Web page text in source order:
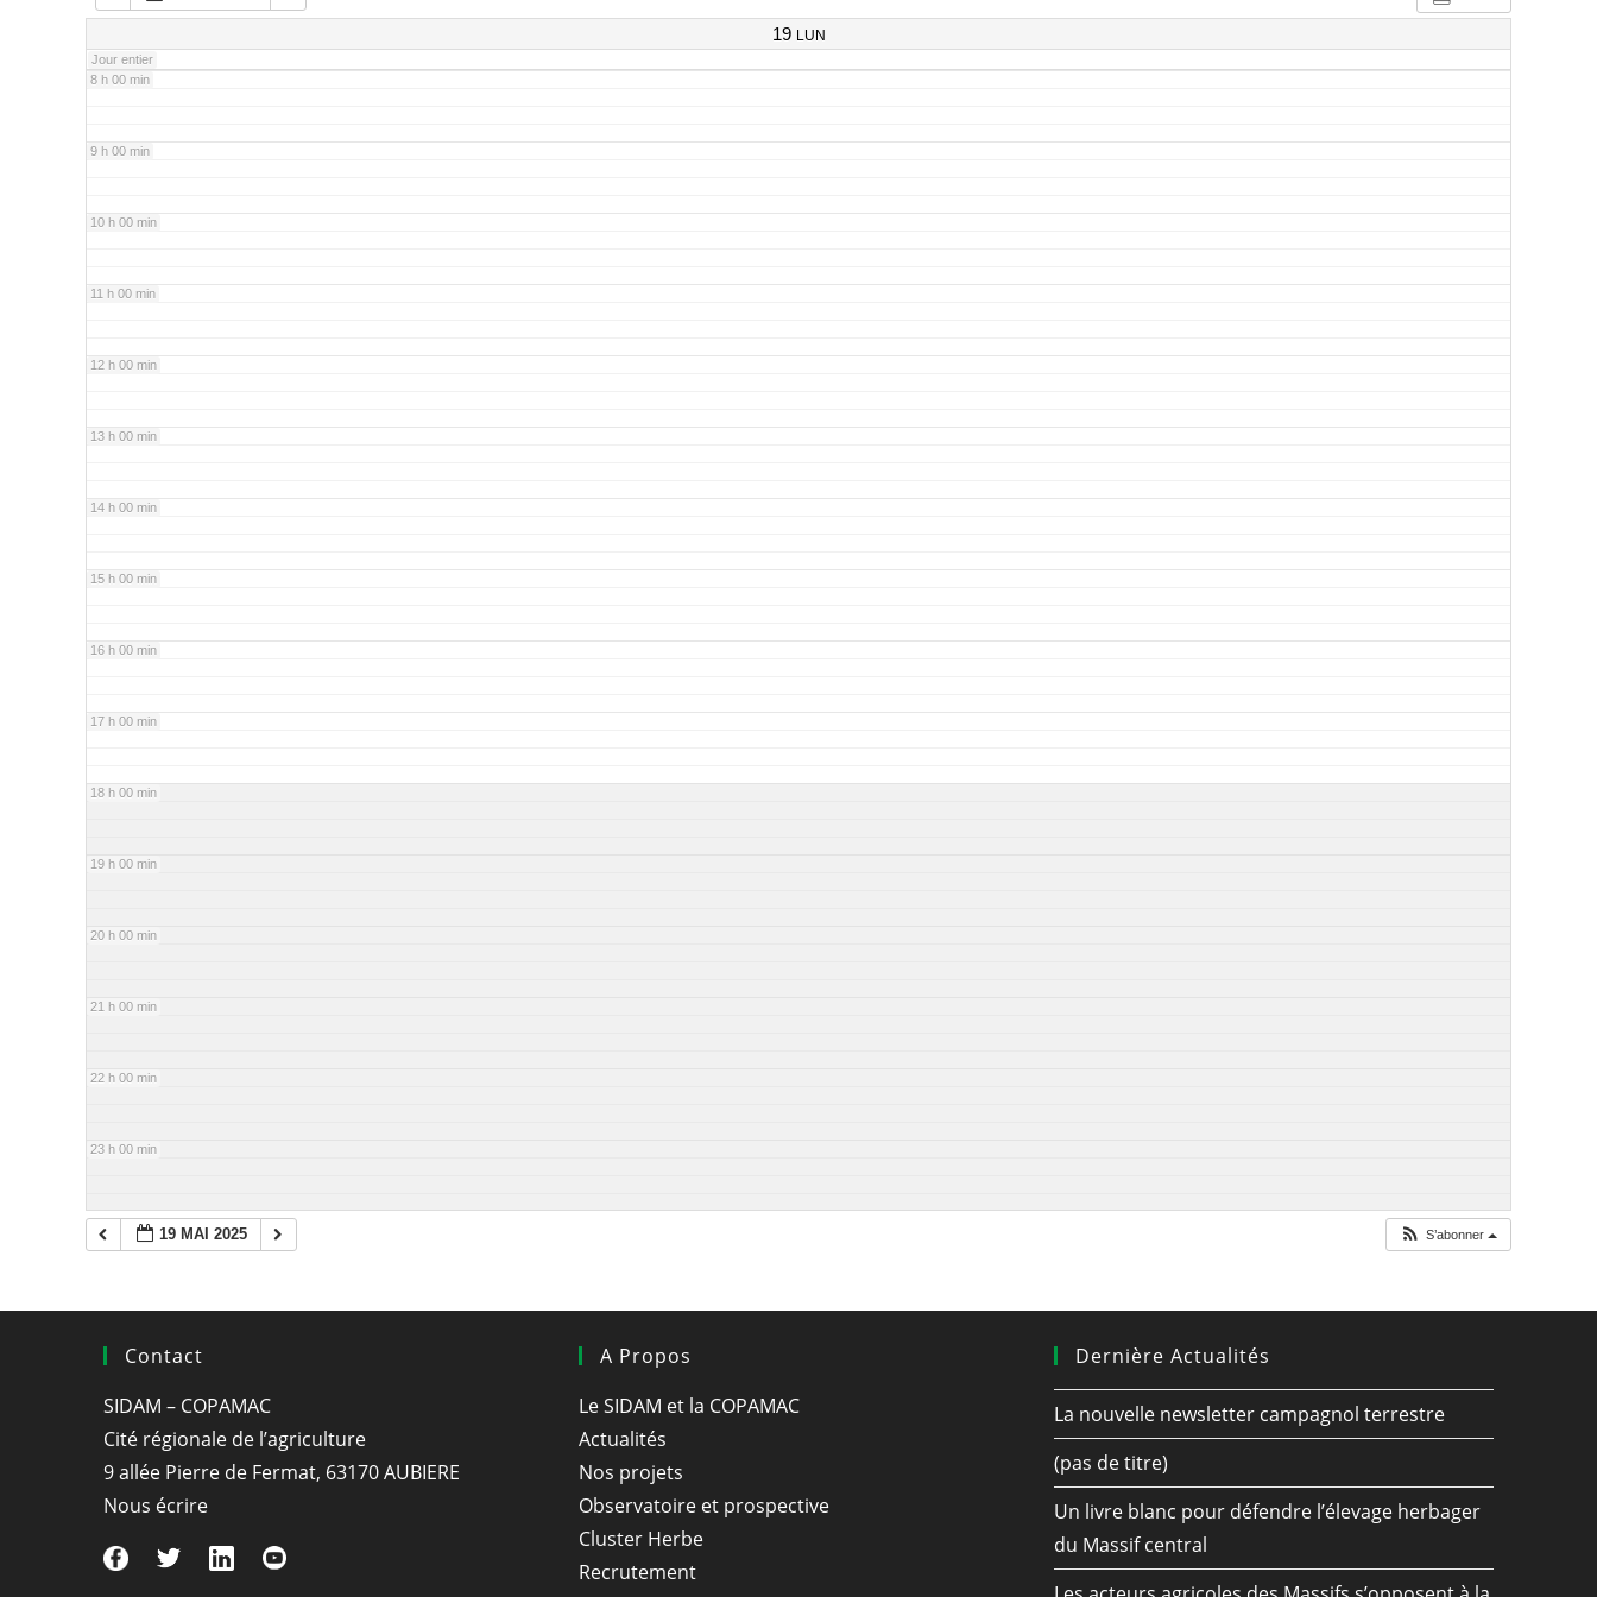
19 LUN
Jour entier
7 h 00 min
8 h 00 min
9 h 00 min
10 h 00 min
11 h 00 min
12 h 00 min
13 h 00 min
14 h 00 min
15 h 00 min
16 h 00 min
17 h 00 min
18 h 00 min
19 h 00 min
20 h 00 min
21 h 00 min
22 h 00 min
23 h 00 min
19 MAI 2025 S’abonner
Contact
SIDAM – COPAMAC
Cité régionale de l’agriculture
9 allée Pierre de Fermat, 63170 AUBIERE
Nous écrire
A Propos
Le SIDAM et la COPAMAC
Actualités
Nos projets
Observatoire et prospective
Cluster Herbe
Recrutement
Dernière Actualités
La nouvelle newsletter campagnol terrestre
(pas de titre)
Un livre blanc pour défendre l’élevage herbager
du Massif central